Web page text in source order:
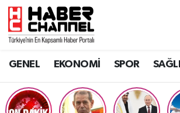
GENEL EKONOMİ SPOR
GENEL
SPOR
Nöbetçi Eczaneler
Trafik Durumu